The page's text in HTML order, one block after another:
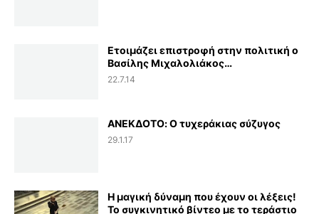
Ετοιμάζει επιστροφή στην πολιτική ο
Βασίλης Μιχαλολιάκος…
22.7.14
ΑΝΕΚΔΟΤΟ: Ο τυχεράκιας σύζυγος
29.1.17
Η μαγική δύναμη που έχουν οι λέξεις!
Το συγκινητικό βίντεο με το τεράστιο